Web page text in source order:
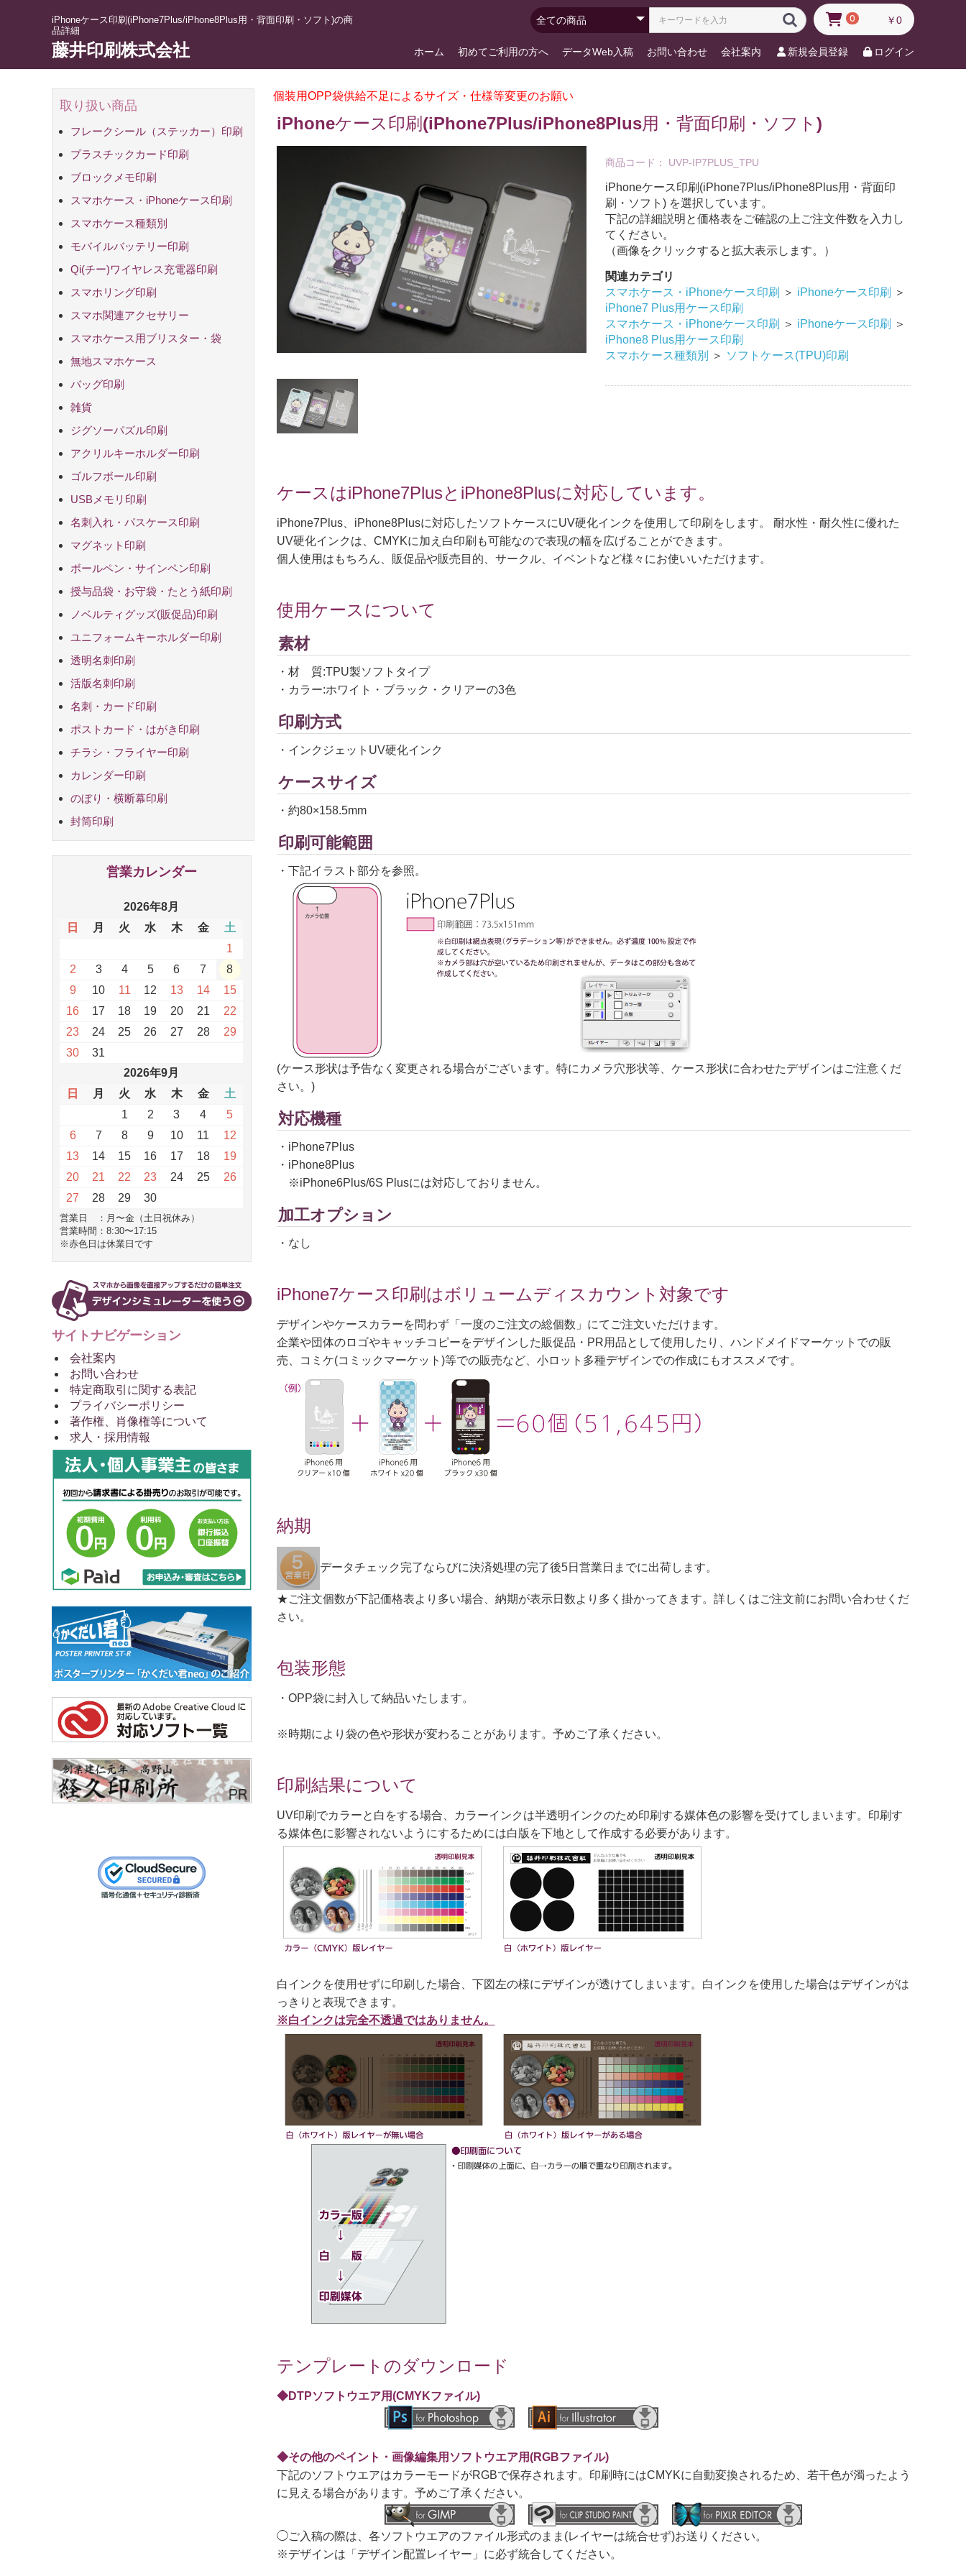
iPhoneケース印刷(iPhone7Plus/iPhone8Plus用・背面印刷・ソフト)の商
品詳細
藤井印刷株式会社
0 ￥0
ホーム 初めてご利用の方へ データWeb入稿 お問い合わせ 会社案内 新規会員登録 ログイン
取り扱い商品
フレークシール（ステッカー）印刷
プラスチックカード印刷
ブロックメモ印刷
スマホケース・iPhoneケース印刷
iPhoneケース印刷 iPhone17 ProMax用ケース印刷
iPhone17 Pro用ケース印刷
iPhone17 Air用ケース印刷
iPhone17用ケース印刷
iPhone16 e／17e兼用ケース印刷
iPhone16 ProMax用ケース印刷
iPhone16 Plus用ケース印刷
iPhone16 Pro用ケース印刷
iPhone16用ケース印刷
iPhone15 ProMax用ケース印刷
iPhone15 Pro用ケース印刷
iPhone15 Plus用ケース印刷
iPhone15用ケース印刷
iPhone14 Pro Max用ケース印刷
iPhone14 Pro用ケース印刷
iPhone14 Plus用ケース印刷
iPhone13/14兼用ケース印刷
iPhone13 Pro Max用ケース印刷
iPhone13 Pro用ケース印刷
iPhone13専用ケース印刷
iPhone13 mini用ケース印刷
iPhone12 Pro Max用ケース印刷
iPhone12/12 Pro用ケース印刷
iPhone12 mini用ケース印刷
iPhone11 Pro Max用ケース印刷
iPhone11 Pro用ケース印刷
iPhone11用ケース印刷
iPhoneXR用ケース印刷
iPhoneXS Max用ケース印刷
iPhoneX/XS用ケース印刷
iPhone8 Plus用ケース印刷
iPhone7/8/SE2/SE3用ケース印刷
iPhone7 Plus用ケース印刷
スマホケース印刷(汎用)
スマホケース種類別 強化ガラス製iPhoneケース(白フチ付)印刷
強化ガラス製iPhoneケース印刷
スクエア型 強化ガラス製iPhoneケース印
ハードケース(PC)印刷
ソフトケース(TPU)印刷
グリップバンパーケース
手帳型スマホケース印刷(フラップ付・内面
手帳型スマホケース印刷(フラップ無・内面
白・両面印刷対応型)
手帳型スマホケース印刷(汎用タイプ・フラ
ップ無・内面白)
スマホケース箔加工
モバイルバッテリー印刷
Qi(チー)ワイヤレス充電器印刷
スマホリング印刷
スマホ関連アクセサリー
スマホケース用ブリスター・袋
OPP袋+台紙印刷セット
無地スマホケース
バッグ印刷
雑貨
ジグソーパズル印刷
アクリルキーホルダー印刷
ゴルフボール印刷
USBメモリ印刷
名刺入れ・パスケース印刷
マグネット印刷
ボールペン・サインペン印刷
授与品袋・お守袋・たとう紙印刷
ノベルティグッズ(販促品)印刷
モバイル
ユニフォームキーホルダー印刷
透明名刺印刷
活版名刺印刷
名刺・カード印刷
ポストカード・はがき印刷
チラシ・フライヤー印刷
B7からA6までのチラシ・フライヤー印刷
B6からA5までのチラシ・フライヤー印刷
B5からA4までのチラシ・フライヤー印刷
B4からA3までのチラシ・フライヤー印刷
カレンダー印刷
のぼり・横断幕印刷
封筒印刷
営業カレンダー
2026年8月
日
月 火 水 木 金
土
1
2
3 4 5 6 7
8
9
10 11 12 13 14
15
16
17 18 19 20 21
22
23
24 25 26 27 28
29
30
31
2026年9月
日
月 火 水 木 金
土
1
2 3 4
5
6
7 8 9 10 11
12
13
14 15 16 17 18
19
20
21 22 23 24 25
26
27
28 29 30
営業日 ：月〜金（土日祝休み）
営業時間：8:30〜17:15
※赤色日は休業日です
サイトナビゲーション
会社案内
お問い合わせ
特定商取引に関する表記
プライバシーポリシー
著作権、肖像権等について
求人・採用情報
個装用OPP袋供給不足によるサイズ・仕様等変更のお願い
iPhoneケース印刷(iPhone7Plus/iPhone8Plus用・背面印刷・ソフト)
商品コード： UVP-IP7PLUS_TPU
iPhoneケース印刷(iPhone7Plus/iPhone8Plus用・背面印
刷・ソフト) を選択しています。
下記の詳細説明と価格表をご確認の上ご注文件数を入力し
てください。
（画像をクリックすると拡大表示します。）
関連カテゴリ
スマホケース・iPhoneケース印刷
＞ iPhoneケース印刷
＞
iPhone7 Plus用ケース印刷
スマホケース・iPhoneケース印刷
＞ iPhoneケース印刷
＞
iPhone8 Plus用ケース印刷
スマホケース種類別
＞ ソフトケース(TPU)印刷
ケースはiPhone7PlusとiPhone8Plusに対応しています。
iPhone7Plus、iPhone8Plusに対応したソフトケースにUV硬化インクを使用して印刷をします。 耐水性・耐久性に優れた
UV硬化インクは、CMYKに加え白印刷も可能なので表現の幅を広げることができます。
個人使用はもちろん、販促品や販売目的、サークル、イベントなど様々にお使いいただけます。
使用ケースについて
素材
・材 質:TPU製ソフトタイプ
・カラー:ホワイト・ブラック・クリアーの3色
印刷方式
・インクジェットUV硬化インク
ケースサイズ
・約80×158.5mm
印刷可能範囲
・下記イラスト部分を参照。
(ケース形状は予告なく変更される場合がございます。特にカメラ穴形状等、ケース形状に合わせたデザインはご注意くだ
さい。)
対応機種
・iPhone7Plus
・iPhone8Plus
※iPhone6Plus/6S Plusには対応しておりません。
加工オプション
・なし
iPhone7ケース印刷はボリュームディスカウント対象です
デザインやケースカラーを問わず「一度のご注文の総個数」にてご注文いただけます。
企業や団体のロゴやキャッチコピーをデザインした販促品・PR用品として使用したり、ハンドメイドマーケットでの販
売、コミケ(コミックマーケット)等での販売など、小ロット多種デザインでの作成にもオススメです。
納期
データチェック完了ならびに決済処理の完了後5日営業日までに出荷します。
★ご注文個数が下記価格表より多い場合、納期が表示日数より多く掛かってきます。詳しくはご注文前にお問い合わせくだ
さい。
包装形態
・OPP袋に封入して納品いたします。
※時期により袋の色や形状が変わることがあります。予めご了承ください。
印刷結果について
UV印刷でカラーと白をする場合、カラーインクは半透明インクのため印刷する媒体色の影響を受けてしまいます。印刷す
る媒体色に影響されないようにするためには白版を下地として作成する必要があります。
白インクを使用せずに印刷した場合、下図左の様にデザインが透けてしまいます。白インクを使用した場合はデザインがは
っきりと表現できます。
※白インクは完全不透過ではありません。
テンプレートのダウンロード
◆DTPソフトウエア用(CMYKファイル)
◆その他のペイント・画像編集用ソフトウエア用(RGBファイル)
下記のソフトウエアはカラーモードがRGBで保存されます。印刷時にはCMYKに自動変換されるため、若干色が濁ったよう
に見える場合があります。予めご了承ください。
◯ご入稿の際は、各ソフトウエアのファイル形式のまま(レイヤーは統合せず)お送りください。
※デザインは「デザイン配置レイヤー」に必ず統合してください。